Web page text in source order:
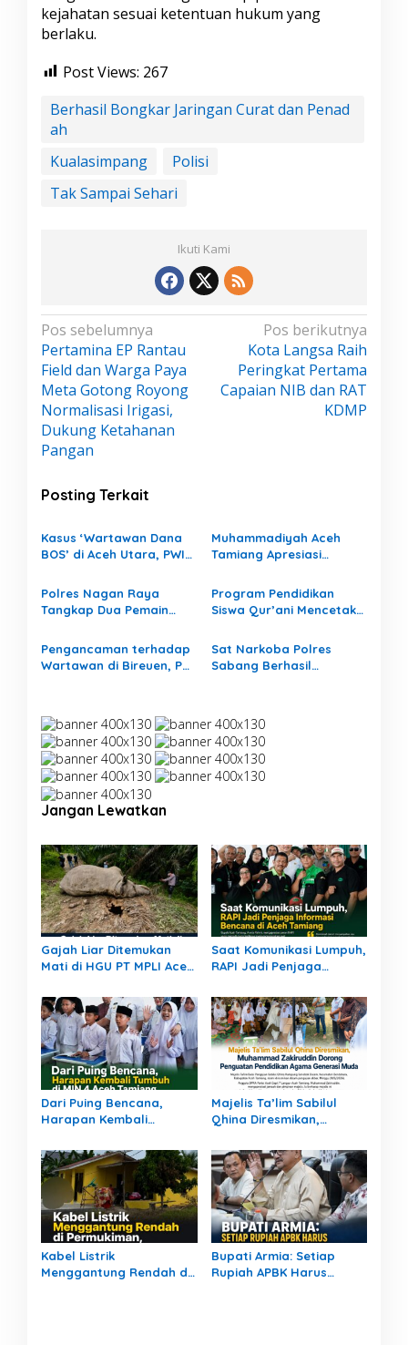
kejahatan sesuai ketentuan hukum yang
berlaku.
Post Views: 267
Berhasil Bongkar Jaringan Curat dan Penad
ah
Kualasimpang
Polisi
Tak Sampai Sehari
Ikuti Kami
N
a
v
i
g
a
i
o
Pos sebelumnya
Pertamina EP Rantau
Field dan Warga Paya
Meta Gotong Royong
Normalisasi Irigasi,
Dukung Ketahanan
Pangan
Pos berikutnya
Kota Langsa Raih
Peringkat Pertama
Capaian NIB dan RAT
KDMP
Posting Terkait
Kasus ‘Wartawan Dana
BOS’ di Aceh Utara, PWI
Disdik Adukan ke Polisi
Muhammadiyah Aceh
Tamiang Apresiasi
Muhammadiyah
Kualasimpang Atas
Prestasi di Raih
Polres Nagan Raya
Tangkap Dua Pemain
Program Pendidikan
Siswa Qur’ani Mencetak
Pengancaman terhadap
Wartawan di Bireuen, PWI
Sat Narkoba Polres
Sabang Berhasil
Jangan Lewatkan
Gajah Liar Ditemukan
Mati di HGU PT MPLI Aceh
Garis Polisi
Saat Komunikasi Lumpuh,
RAPI Jadi Penjaga
Aceh Tamiang
Dari Puing Bencana,
Harapan Kembali
Tamiang
Majelis Ta’lim Sabilul
Qhina Diresmikan,
Dorong Penguatan
Pendidikan Agama
Generasi Muda
Kabel Listrik
Menggantung Rendah di
Bupati Armia: Setiap
Rupiah APBK Harus